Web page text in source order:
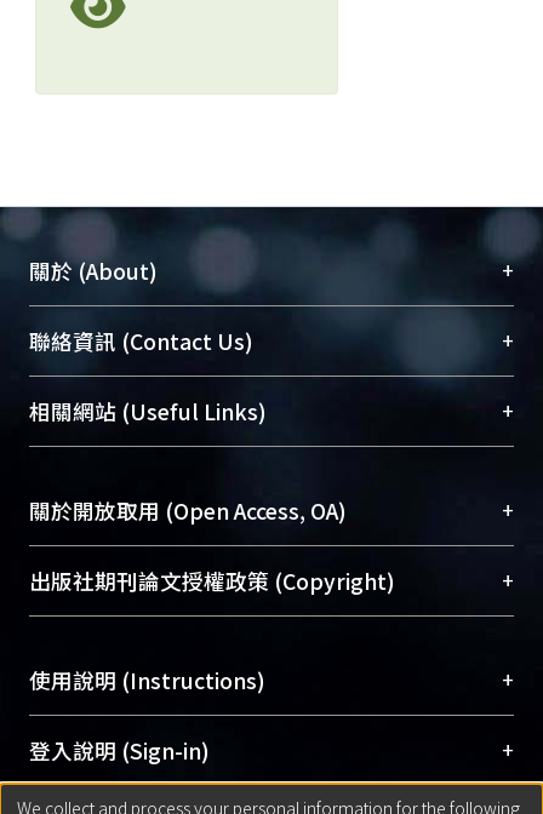
關於 (About) +
臺大位居世界頂尖大學之列，為永久珍藏及向國際
展現本校豐碩的研究成果及學術能量，圖書館整合
機構典藏（NTUR）與學術庫（AH）不同功能平
台，成為臺大學術典藏NTU scholars。期能整合研
成果。
To permanently archive and promote researcher
profiles and scholarly works, Library integrates the
services of “NTU Repository” with “Academic
聯絡資訊 (Contact Us) +
總館學科館員(Main Library)
醫學圖書館學科館員(Medical Library)
Sciences Library)
相關網站 (Useful Links) +
關於開放取用 (Open Access, OA) +
開放取用是從使用者角度提升資訊取用性的社會運
動，應用在學術研究上是透過將研究著作公開供使
用逐年攀升。同時可加速研究發展、提升研究影響
Archive）平台。 （點選深入了解OA）
出版社期刊論文授權政策 (Copyright) +
含部分內容的版權非匯入者所有，或由第三方贊
助與合作完成，請確認該版權所有者及第三方同
意提供此授權。
Please represent that the submission is your
original work, and that you have the right to
使用說明 (Instructions) +
網站簡介(Quickstart Guide)
使用手冊(Instruction Manual)
登入說明 (Sign-in) +
We collect and process your personal information for the following